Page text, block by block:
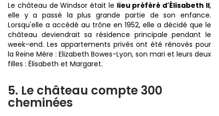
Le château de Windsor était le lieu préféré d'Élisabeth II,
elle y a passé la plus grande partie de son enfance.
Lorsqu'elle a accédé au trône en 1952, elle a décidé que le
château deviendrait sa résidence principale pendant le
week-end. Les appartements privés ont été rénovés pour
la Reine Mère : Elizabeth Bowes-Lyon, son mari et leurs deux
filles : Élisabeth et Margaret.
5. Le château compte 300
cheminées